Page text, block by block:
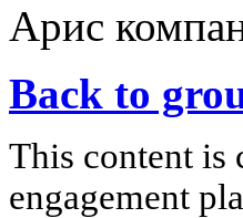
Арис
Back to
This content is
engagement